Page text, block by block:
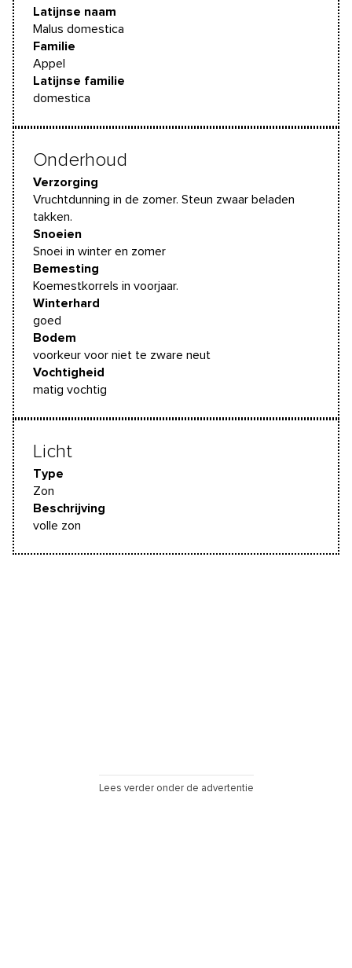
Latijnse naam
Malus domestica
Familie
Appel
Latijnse familie
domestica
Onderhoud
Verzorging
Vruchtdunning in de zomer. Steun zwaar beladen
takken.
Snoeien
Snoei in winter en zomer
Bemesting
Koemestkorrels in voorjaar.
Winterhard
goed
Bodem
voorkeur voor niet te zware neut
Vochtigheid
matig vochtig
Licht
Type
Zon
Beschrijving
volle zon
Lees verder onder de advertentie